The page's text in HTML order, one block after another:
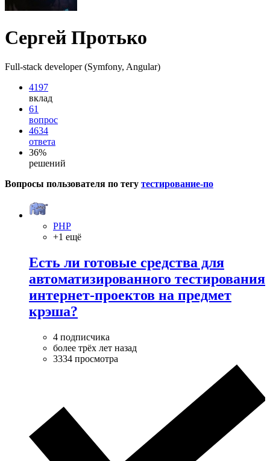
Сергей Протько
Full-stack developer (Symfony, Angular)
4197
вклад
61
вопрос
4634
ответа
36%
решений
Вопросы пользователя по тегу тестирование-по
PHP
+1 ещё
Есть ли готовые средства для
автоматизированного тестирования
интернет-проектов на предмет
крэша?
4 подписчика
более трёх лет назад
3334 просмотра